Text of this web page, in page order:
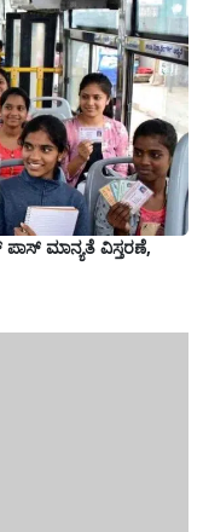
ಮಾನ್ಯತೆ ವಿಸ್ತರಣೆ,